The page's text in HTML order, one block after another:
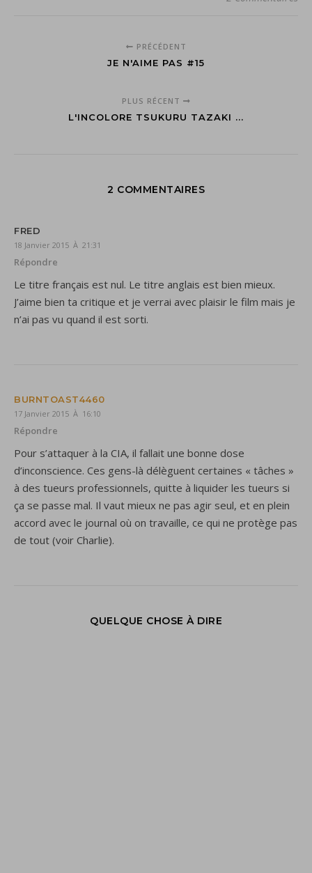
PRÉCÉDENT
JE N'AIME PAS #15
PLUS RÉCENT
L'INCOLORE TSUKURU TAZAKI ...
2 COMMENTAIRES
FRED
18 Janvier 2015 À 21:31
Répondre
Le titre français est nul. Le titre anglais est bien mieux.
J’aime bien ta critique et je verrai avec plaisir le film mais je
n’ai pas vu quand il est sorti.
BURNTOAST4460
17 Janvier 2015 À 16:10
Répondre
Pour s’attaquer à la CIA, il fallait une bonne dose
d’inconscience. Ces gens-là délèguent certaines « tâches »
à des tueurs professionnels, quitte à liquider les tueurs si
ça se passe mal. Il vaut mieux ne pas agir seul, et en plein
accord avec le journal où on travaille, ce qui ne protège pas
de tout (voir Charlie).
QUELQUE CHOSE À DIRE